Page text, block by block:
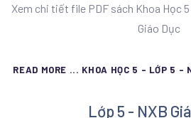
Xem chi tiết file PDF sách Khoa Học
Giáo Dục
READ MORE ... KHOA HỌC 5 - LỚP 5 -
Lớp 5 - NXB